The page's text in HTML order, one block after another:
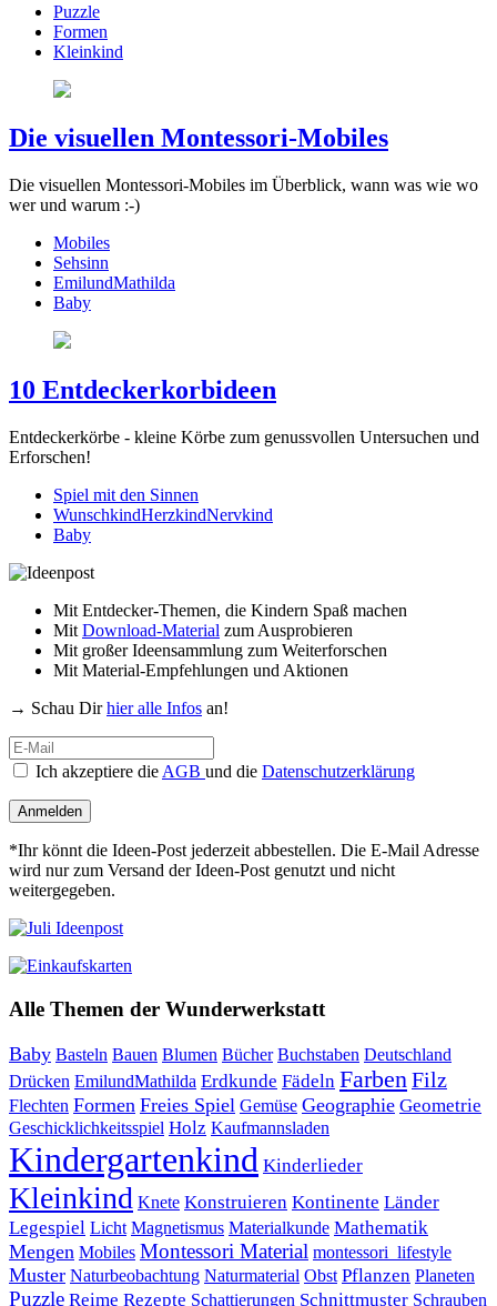
Puzzle
Formen
Kleinkind
Die visuellen Montessori-Mobiles
Die visuellen Montessori-Mobiles im Überblick, wann was wie wo
wer und warum :-)
Mobiles
Sehsinn
EmilundMathilda
Baby
10 Entdeckerkorbideen
Entdeckerkörbe - kleine Körbe zum genussvollen Untersuchen und
Erforschen!
Spiel mit den Sinnen
WunschkindHerzkindNervkind
Baby
Mit Entdecker-Themen, die Kindern Spaß machen
Mit Download-Material zum Ausprobieren
Mit großer Ideensammlung zum Weiterforschen
Mit Material-Empfehlungen und Aktionen
→ Schau Dirhier alle Infos an!
Ich akzeptiere die AGB und die Datenschutzerklärung
Anmelden
*Ihr könnt die Ideen-Post jederzeit abbestellen. Die E-Mail Adresse
wird nur zum Versand der Ideen-Post genutzt und nicht
weitergegeben.
Alle Themen der Wunderwerkstatt
Baby Basteln Bauen Blumen Bücher Buchstaben Deutschland
Drücken EmilundMathilda Erdkunde Fädeln Farben Filz
Flechten Formen Freies Spiel Gemüse Geographie Geometrie
Geschicklichkeitsspiel Holz Kaufmannsladen
Kindergartenkind Kinderlieder
Kleinkind Knete Konstruieren Kontinente Länder
Legespiel Licht Magnetismus Materialkunde Mathematik
Mengen Mobiles Montessori Material montessori_lifestyle
Muster Naturbeobachtung Naturmaterial Obst Pflanzen Planeten
Puzzle Reime Rezepte Schattierungen Schnittmuster Schrauben